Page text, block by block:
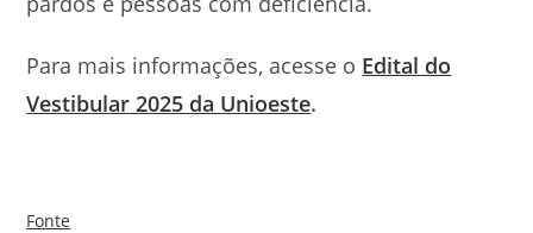
Para mais informações, acesse o Edital do
Vestibular 2025 da Unioeste.
Fonte